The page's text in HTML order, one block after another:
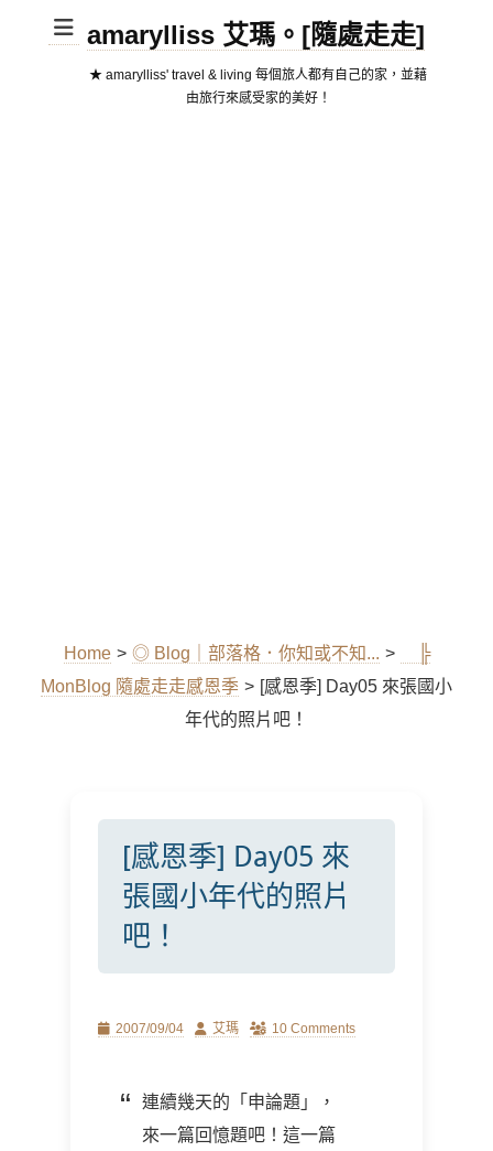
amarylliss 艾瑪。[隨處走走]
★ amarylliss' travel & living 每個旅人都有自己的家，並藉
由旅行來感受家的美好！
Home > ◎ Blog｜部落格．你知或不知... >
╠
MonBlog 隨處走走感恩季 > [感恩季] Day05 來張國小
年代的照片吧！
[感恩季] Day05 來
張國小年代的照片
吧！
Posted
2007/09/04 Author
艾瑪 10 Comments
連續幾天的「申論題」，
來一篇回憶題吧！這一篇